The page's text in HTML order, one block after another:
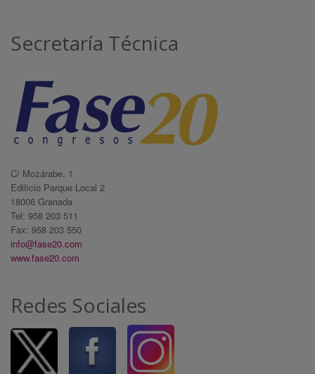
Secretaría Técnica
C/ Mozárabe, 1
Edificio Parque Local 2
18006 Granada
Tel: 958 203 511
Fax: 958 203 550
info@fase20.com
www.fase20.com
Redes Sociales